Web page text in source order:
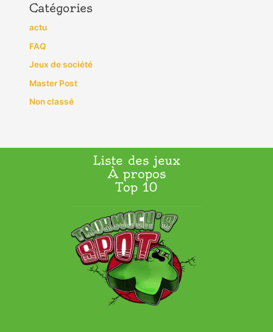
Catégories
actu
FAQ
Jeux de société
Master Post
Non classé
Liste des jeux
À propos
Top 10